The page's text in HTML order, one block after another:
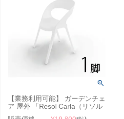
【業務利用可能】 ガーデンチェ
ア 屋外 「Resol Carla（リソル
カーラ チェア）」